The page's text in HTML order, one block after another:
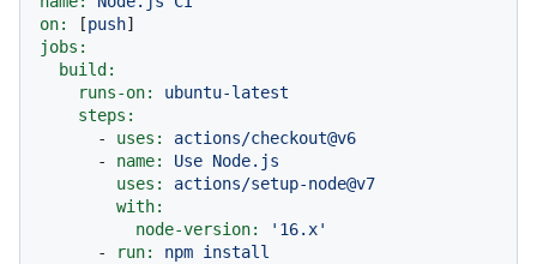
on:
[push
jobs:
build:
runs-on:
ubuntu-latest
steps:
-
uses:
actions/checkout@v6
-
name: Use Node.js
uses:
actions/setup-node@v7
with:
node-version:
'16.x'
-
run: npm install